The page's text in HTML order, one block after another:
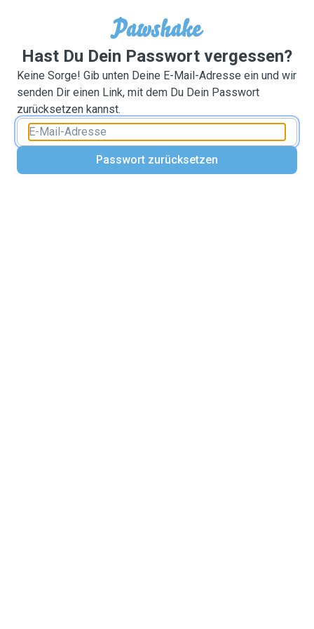
Hast Du Dein Passwort vergessen?
Keine Sorge! Gib unten Deine E-Mail-Adresse ein und wir
senden Dir einen Link, mit dem Du Dein Passwort
zurücksetzen kannst.
Passwort zurücksetzen